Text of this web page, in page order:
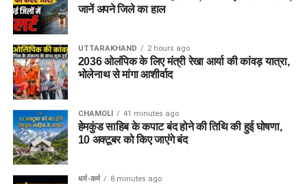
जानें अपने जिले का हाल
UTTARAKHAND 2 hours ago
2036 ओलंपिक के लिए मंत्री रेखा आर्या की कांवड़ यात्रा,
भोलेनाथ से मांगा आशीर्वाद
CHAMOLI 41 minutes ago
हेमकुंड साहिब के कपाट बंद होने की तिथि की हुई घोषणा,
10 अक्टूबर को किए जाएंंगे बंद
धर्म-कर्म 8 minutes ago